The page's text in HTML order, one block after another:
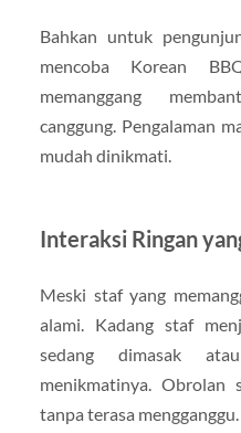
Bahkan untuk
mencoba Korean
memanggang
canggung. Pengalaman
mudah dinikmati.
Interaksi Ringan
Meski staf yang
alami. Kadang staf
sedang dimasak
menikmatinya. Obrolan
tanpa terasa mengganggu.